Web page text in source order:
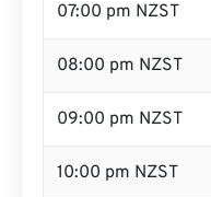
07:00 pm NZST
08:00 pm NZST
09:00 pm NZST
10:00 pm NZST